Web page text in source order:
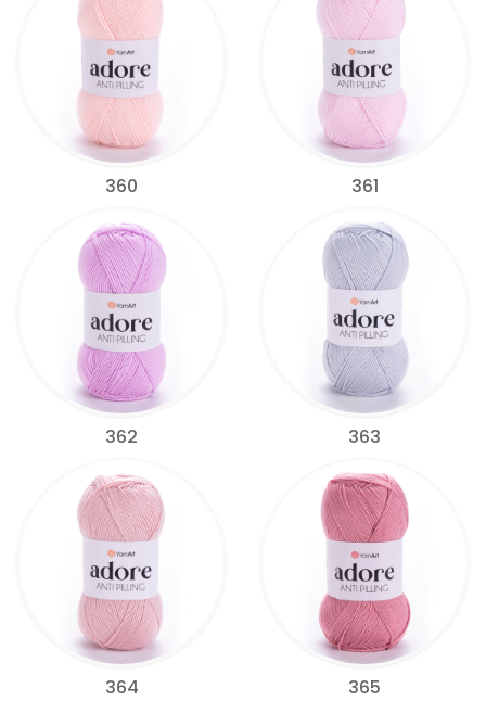
360 361
362 363
364 365